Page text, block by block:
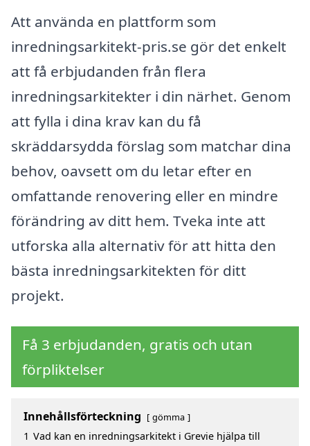
Att använda en plattform som
inredningsarkitekt-pris.se gör det enkelt
att få erbjudanden från flera
inredningsarkitekter i din närhet. Genom
att fylla i dina krav kan du få
skräddarsydda förslag som matchar dina
behov, oavsett om du letar efter en
omfattande renovering eller en mindre
förändring av ditt hem. Tveka inte att
utforska alla alternativ för att hitta den
bästa inredningsarkitekten för ditt
projekt.
Få 3 erbjudanden, gratis och utan
förpliktelser
Innehållsförteckning gömma
1 Vad kan en inredningsarkitekt i Grevie hjälpa till